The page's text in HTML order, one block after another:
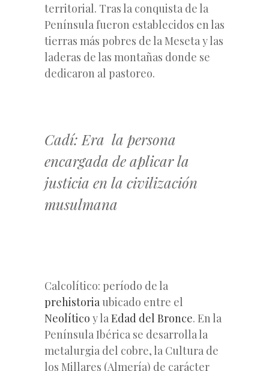
territorial. Tras la conquista de la
Península fueron establecidos en las
tierras más pobres de la Meseta y las
laderas de las montañas donde se
dedicaron al pastoreo.
Cadí: Era la persona
encargada de aplicar la
justicia en la civilización
musulmana
Calcolítico: período de la
prehistoria ubicado entre el
Neolítico y laEdad del Bronce. En la
Península Ibérica se desarrolla la
metalurgia del cobre, la Cultura de
los Millares (Almería) de carácter